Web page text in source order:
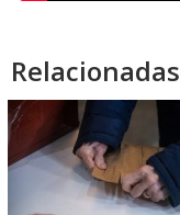
Relacionadas